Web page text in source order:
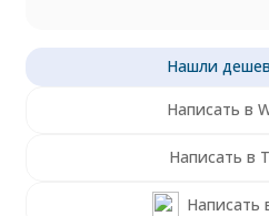
Написать в
Написать в
Написать